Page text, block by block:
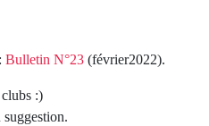
Bulletin N°23(février2022).
:)